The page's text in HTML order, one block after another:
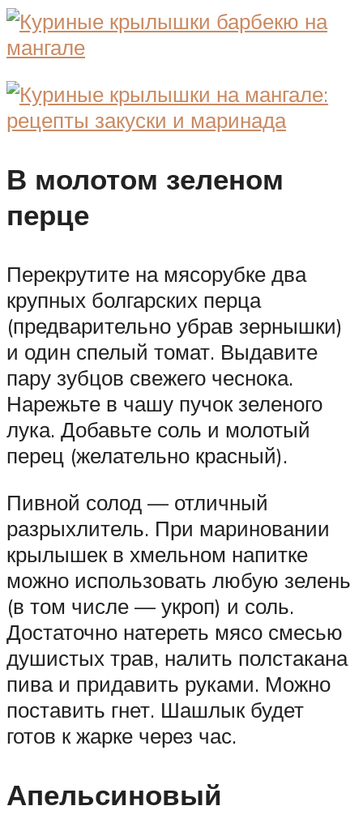
В молотом зеленом
перце
Перекрутите на мясорубке два
крупных болгарских перца
(предварительно убрав зернышки)
и один спелый томат. Выдавите
пару зубцов свежего чеснока.
Нарежьте в чашу пучок зеленого
лука. Добавьте соль и молотый
перец (желательно красный).
Пивной солод — отличный
разрыхлитель. При мариновании
крылышек в хмельном напитке
можно использовать любую зелень
(в том числе — укроп) и соль.
Достаточно натереть мясо смесью
душистых трав, налить полстакана
пива и придавить руками. Можно
поставить гнет. Шашлык будет
готов к жарке через час.
Апельсиновый